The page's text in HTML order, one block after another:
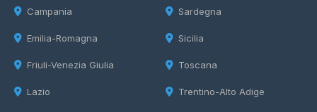
Campania
Emilia-Romagna
Friuli-Venezia Giulia
Lazio
Sardegna
Sicilia
Toscana
Trentino-Alto Adige